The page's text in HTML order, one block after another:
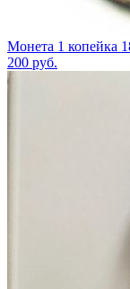
Монета 1 копейка
200 руб.